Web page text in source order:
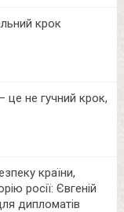
крок
це не гучний крок,
країни,
росії: Євгеній
дипломатів